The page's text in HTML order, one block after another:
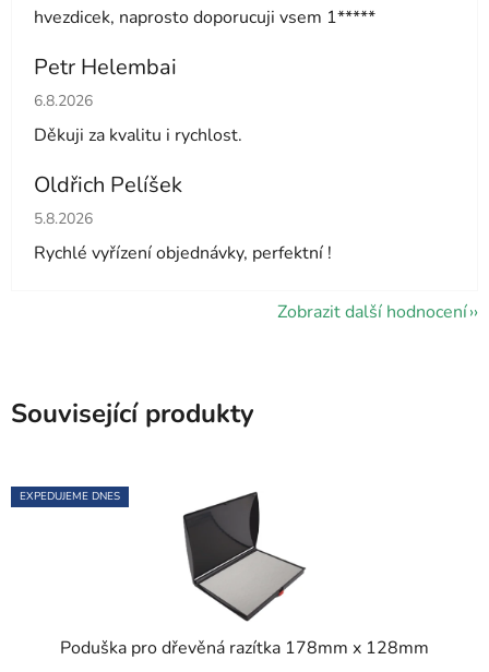
hvezdicek, naprosto doporucuji vsem 1*****
Petr Helembai
Hodnocení obchodu je 5 z 5 hvězdiček.
6.8.2026
Děkuji za kvalitu i rychlost.
Oldřich Pelíšek
Hodnocení obchodu je 5 z 5 hvězdiček.
5.8.2026
Rychlé vyřízení objednávky, perfektní !
Zobrazit další hodnocení
Související produkty
EXPEDUJEME DNES
Poduška pro dřevěná razítka 178mm x 128mm